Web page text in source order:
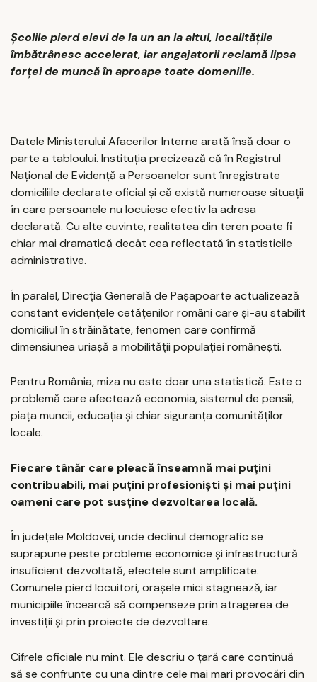
Școlile pierd elevi de la un an la altul, localitățile
îmbătrânesc accelerat, iar angajatorii reclamă lipsa
forței de muncă în aproape toate domeniile.
Datele Ministerului Afacerilor Interne arată însă doar o
parte a tabloului. Instituția precizează că în Registrul
Național de Evidență a Persoanelor sunt înregistrate
domiciliile declarate oficial și că există numeroase situații
în care persoanele nu locuiesc efectiv la adresa
declarată. Cu alte cuvinte, realitatea din teren poate fi
chiar mai dramatică decât cea reflectată în statisticile
administrative.
În paralel, Direcția Generală de Pașapoarte actualizează
constant evidențele cetățenilor români care și-au stabilit
domiciliul în străinătate, fenomen care confirmă
dimensiunea uriașă a mobilității populației românești.
Pentru România, miza nu este doar una statistică. Este o
problemă care afectează economia, sistemul de pensii,
piața muncii, educația și chiar siguranța comunităților
locale.
Fiecare tânăr care pleacă înseamnă mai puțini
contribuabili, mai puțini profesioniști și mai puțini
oameni care pot susține dezvoltarea locală.
În județele Moldovei, unde declinul demografic se
suprapune peste probleme economice și infrastructură
insuficient dezvoltată, efectele sunt amplificate.
Comunele pierd locuitori, orașele mici stagnează, iar
municipiile încearcă să compenseze prin atragerea de
investiții și prin proiecte de dezvoltare.
Cifrele oficiale nu mint. Ele descriu o țară care continuă
să se confrunte cu una dintre cele mai mari provocări din